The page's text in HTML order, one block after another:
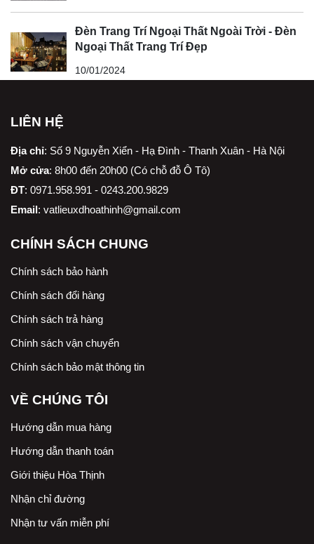
Đèn Trang Trí Ngoại Thất Ngoài Trời - Đèn
Ngoại Thất Trang Trí Đẹp
10/01/2024
LIÊN HỆ
Địa chỉ: Số 9 Nguyễn Xiển - Hạ Đình - Thanh Xuân - Hà Nội
Mở cửa: 8h00 đến 20h00 (Có chỗ đỗ Ô Tô)
ĐT: 0971.958.991 - 0243.200.9829
Email: vatlieuxdhoathinh@gmail.com
CHÍNH SÁCH CHUNG
Chính sách bảo hành
Chính sách đổi hàng
Chính sách trả hàng
Chính sách vận chuyển
Chính sách bảo mật thông tin
VỀ CHÚNG TÔI
Hướng dẫn mua hàng
Hướng dẫn thanh toán
Giới thiệu Hòa Thịnh
Nhận chỉ đường
Nhận tư vấn miễn phí